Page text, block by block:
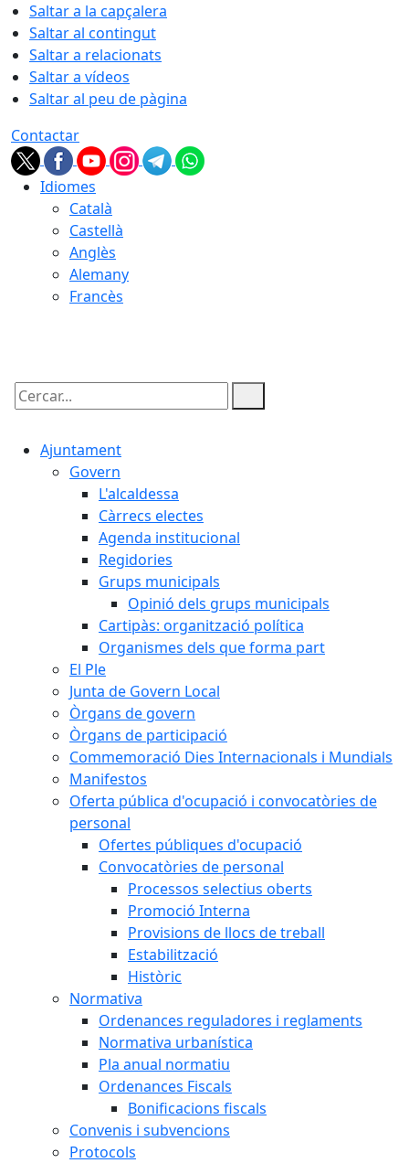
Saltar a la capçalera
Saltar al contingut
Saltar a relacionats
Saltar a vídeos
Saltar al peu de pàgina
Contactar
Idiomes
Català
Castellà
Anglès
Alemany
Francès
Cercar:
Ajuntament
Govern
L'alcaldessa
Càrrecs electes
Agenda institucional
Regidories
Grups municipals
Opinió dels grups municipals
Cartipàs: organització política
Organismes dels que forma part
El Ple
Junta de Govern Local
Òrgans de govern
Òrgans de participació
Commemoració Dies Internacionals i Mundials
Manifestos
Oferta pública d'ocupació i convocatòries de
personal
Ofertes públiques d'ocupació
Convocatòries de personal
Processos selectius oberts
Promoció Interna
Provisions de llocs de treball
Estabilització
Històric
Normativa
Ordenances reguladores i reglaments
Normativa urbanística
Pla anual normatiu
Ordenances Fiscals
Bonificacions fiscals
Convenis i subvencions
Protocols